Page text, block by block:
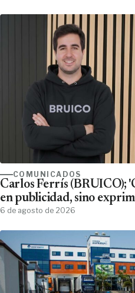
COMUNICADOS
Carlos Ferrís (BRUICO);
en publicidad, sino
6 de agosto de 2026